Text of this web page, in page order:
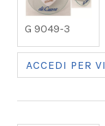
G 9049-3
ACCEDI PER